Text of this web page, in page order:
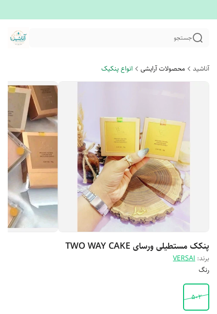
جستجو
آناشید محصولات آرایشی انواع پنکیک
پنکک مستطیلی ورسای TWO WAY CAKE
برند: VERSAI
رنگ
۵۰۲